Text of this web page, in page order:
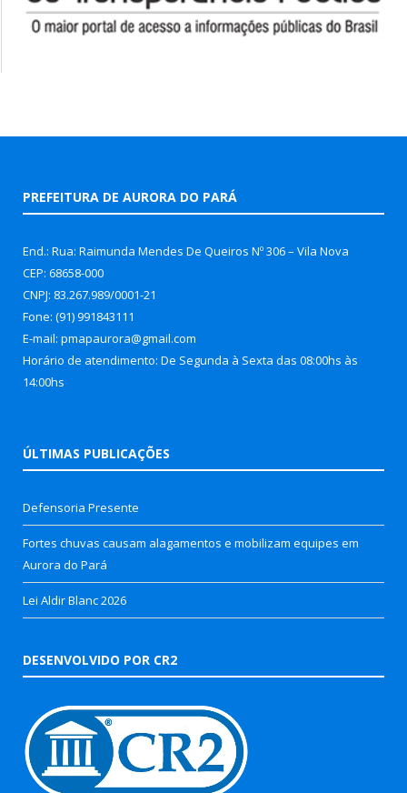
PREFEITURA DE AURORA DO PARÁ
End.: Rua: Raimunda Mendes De Queiros Nº 306 – Vila Nova
CEP: 68658-000
CNPJ: 83.267.989/0001-21
Fone: (91) 991843111
E-mail: pmapaurora@gmail.com
Horário de atendimento: De Segunda à Sexta das 08:00hs às
14:00hs
ÚLTIMAS PUBLICAÇÕES
Defensoria Presente
Fortes chuvas causam alagamentos e mobilizam equipes em
Aurora do Pará
Lei Aldir Blanc 2026
DESENVOLVIDO POR CR2